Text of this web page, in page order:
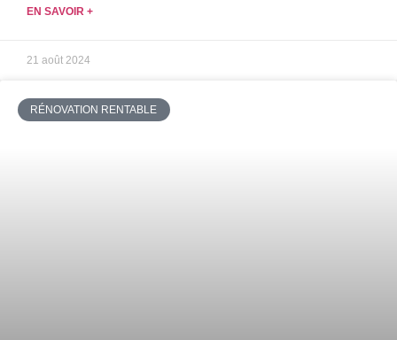
EN SAVOIR +
21 août 2024
RÉNOVATION RENTABLE